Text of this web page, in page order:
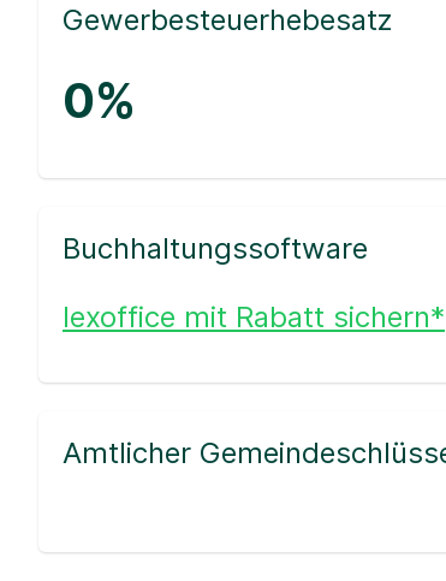
Gewerbesteuerhebesatz
0%
Buchhaltungssoftware
lexoffice mit Rabatt sichern*
Amtlicher